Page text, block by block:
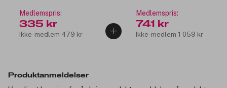
Medlemspris:
335 kr
Ikke-medlem 479 kr
Medlemspris:
741 kr
Ikke-medlem 1 059 kr
Produktanmeldelser